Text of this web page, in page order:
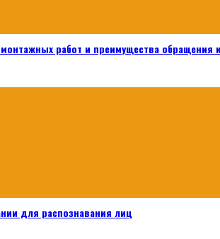
работ и преимущества обращения
для распознавания лиц